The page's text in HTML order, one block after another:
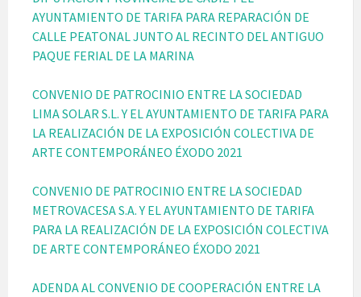
AYUNTAMIENTO DE TARIFA PARA REPARACIÓN DE
CALLE PEATONAL JUNTO AL RECINTO DEL ANTIGUO
PAQUE FERIAL DE LA MARINA
CONVENIO DE PATROCINIO ENTRE LA SOCIEDAD
LIMA SOLAR S.L. Y EL AYUNTAMIENTO DE TARIFA PARA
LA REALIZACIÓN DE LA EXPOSICIÓN COLECTIVA DE
ARTE CONTEMPORÁNEO ÉXODO 2021
CONVENIO DE PATROCINIO ENTRE LA SOCIEDAD
METROVACESA S.A. Y EL AYUNTAMIENTO DE TARIFA
PARA LA REALIZACIÓN DE LA EXPOSICIÓN COLECTIVA
DE ARTE CONTEMPORÁNEO ÉXODO 2021
ADENDA AL CONVENIO DE COOPERACIÓN ENTRE LA